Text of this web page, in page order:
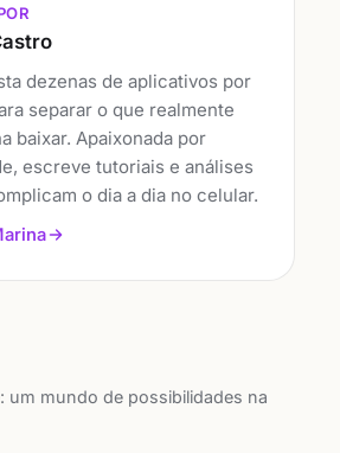
dezenas de aplicativos por
separar o que realmente
baixar. Apaixonada por
escreve tutoriais e análises
o dia a dia no celular.
um mundo de possibilidades na